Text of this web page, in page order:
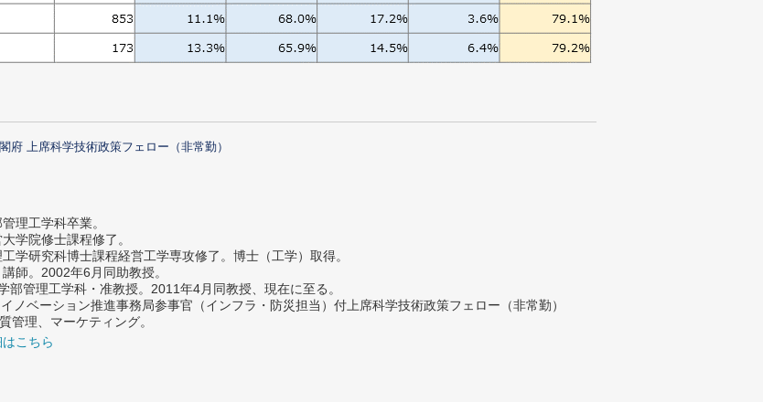
府 上席科学技術政策フェロー（非常勤）
理工学科卒業。
学院修士課程修了。
学研究科博士課程経営工学専攻修了。博士（工学）取得。
師。2002年6月同助教授。
部管理工学科・准教授。2011年4月同教授、現在に至る。
ノベーション推進事務局参事官（インフラ・防災担当）付上席科学技術政策フェロー（非常勤）
管理、マーケティング。
こちら